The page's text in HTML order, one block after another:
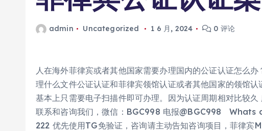
admin Uncategorized 1 6 月, 2024 0 评论
人在海外菲律宾或者其他国家需要办理国内的公证认证怎么
理什么文件公证认证和菲律宾领馆认证或者其他国家的领馆
基本上只需要电子扫描件即可办理。因为认证周期相对比较
联系和咨询我们，微信：BGC998 电报@BGC998
222 优先使用TG免验证，咨询请主动告知咨询项目，菲律宾